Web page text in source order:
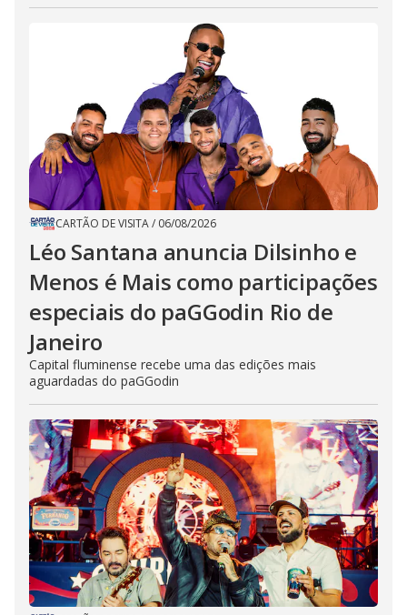
CARTÃO DE VISITA/ 06/08/2026
Léo Santana anuncia Dilsinho e
Menos é Mais como participações
especiais do paGGodin Rio de
Janeiro
Capital fluminense recebe uma das edições mais
aguardadas do paGGodin